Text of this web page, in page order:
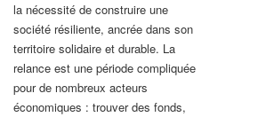
la nécessité de construire une
société résiliente, ancrée dans son
territoire solidaire et durable. La
relance est une période compliquée
pour de nombreux acteurs
économiques : trouver des fonds,